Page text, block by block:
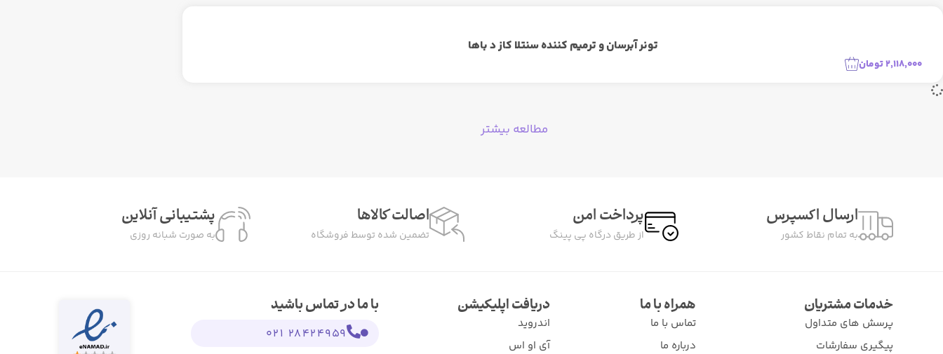
تونر آبرسان و ترمیم کننده سنتلا کاز د باها
2,118,000تومان
مطالعه بیشتر
ارسال اکسپرس
به تمام نقاط کشور
پرداخت امن
از طریق درگاه پی پینگ
اصالت کالاها
تضمین شده توسط فروشگاه
پشتیبانی آنلاین
به صورت شبانه روزی
خدمات مشتریان
پرسش های متداول
پیگیری سفارشات
همراه با ما
تماس با ما
درباره ما
دریافت اپلیکیشن
اندروید
آی او اس
با ما در تماس باشید
28424959 021